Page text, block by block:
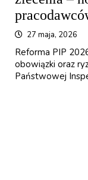
27 maja, 2026
Reforma PIP
obowiązki oraz
Państwowej